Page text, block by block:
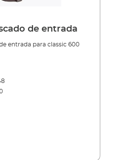
de entrada
entrada para classic 600